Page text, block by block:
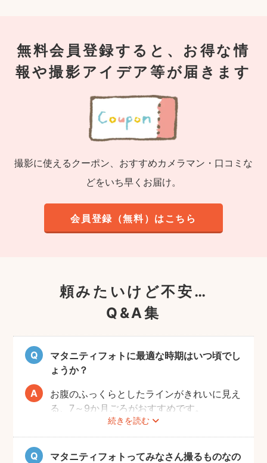
無料会員登録すると、お得な情
報や撮影アイデア等が届きます
撮影に使えるクーポン、おすすめカメラマン・口コミな
どをいち早くお届け。
会員登録（無料）はこちら
頼みたいけど不安…
Q&A集
マタニティフォトに最適な時期はいつ頃でし
ょうか？
続きを読む
お腹のふっくらとしたラインがきれいに見え
る、7～9か月ごろがおすすめです。
赤ちゃんが出産予定日よりも早く誕生するこ
ともありますので、臨月までの撮影をご検討
いただければと思います。
マタニティフォトってみなさん撮るものなの